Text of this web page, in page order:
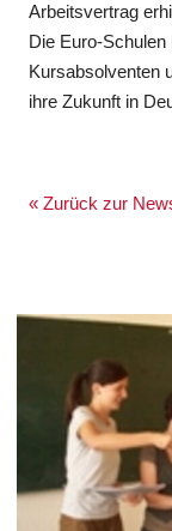
Arbeitsvertrag
Die Euro-Schulen
Kursabsolventen
ihre Zukunft in
« Zurück zur